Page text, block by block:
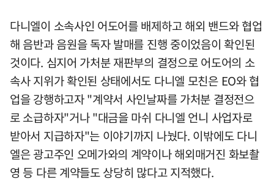
다니엘이 소속사인 어도어를 배제하고 해외 밴드와 협업
해 음반과 음원을 독자 발매를 진행 중이었음이 확인된
것이다. 심지어 가처분 재판부의 결정으로 어도어의 소
속사 지위가 확인된 상태에서도 다니엘 모친은 EO와 협
업을 강행하고자 "계약서 사인날짜를 가처분 결정전으
로 소급하자"거나 "대금을 마쉬 다니엘 언니 사업자로
받아서 지급하자"는 이야기까지 나눴다. 이밖에도 다니
엘은 광고주인 오메가와의 계약이나 해외매거진 화보촬
영 등 다른 계약들도 상당히 많다고 지적했다.